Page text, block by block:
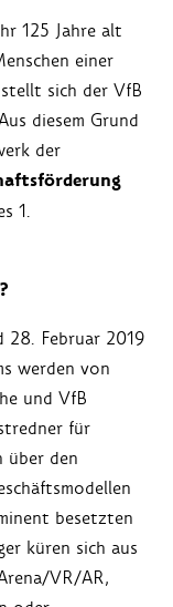
125 Jahre alt
einer
sich der VfB
diesem Grund
der
1.
28. Februar 2019
werden von
und VfB
für
über den
besetzten
küren sich aus
VR/AR,